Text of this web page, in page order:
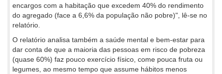
encargos com a habitação que excedem 40% do rendimento
do agregado (face a 6,6% da população não pobre)", lê-se no
relatório.
O relatório analisa também a saúde mental e bem-estar para
dar conta de que a maioria das pessoas em risco de pobreza
(quase 60%) faz pouco exercício físico, come pouca fruta ou
legumes, ao mesmo tempo que assume hábitos menos